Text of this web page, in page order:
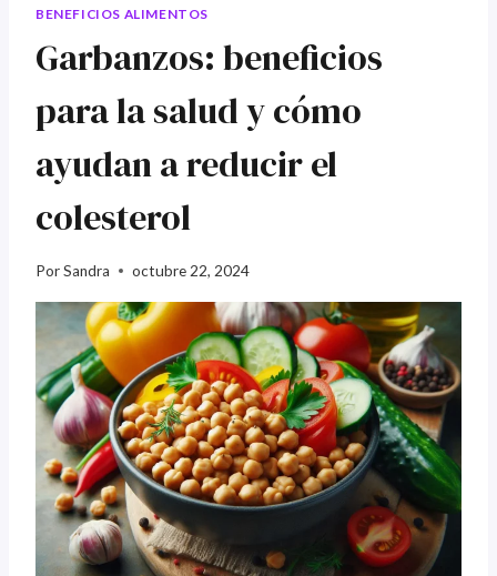
BENEFICIOS ALIMENTOS
Garbanzos: beneficios
para la salud y cómo
ayudan a reducir el
colesterol
PorSandra octubre 22, 2024